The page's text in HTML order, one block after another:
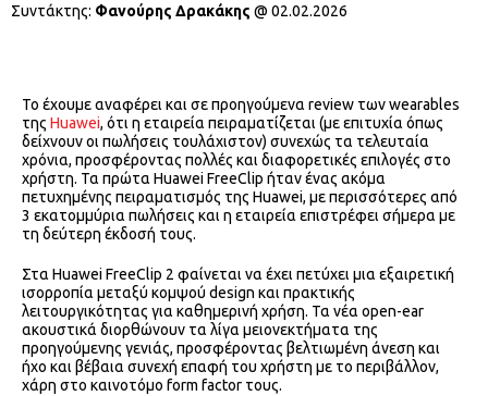
Συντάκτης: Φανούρης Δρακάκης @ 02.02.2026
Το έχουμε αναφέρει και σε προηγούμενα review των wearables
της Huawei, ότι η εταιρεία πειραματίζεται (με επιτυχία όπως
δείχνουν οι πωλήσεις τουλάχιστον) συνεχώς τα τελευταία
χρόνια, προσφέροντας πολλές και διαφορετικές επιλογές στο
χρήστη. Τα πρώτα Huawei FreeClip ήταν ένας ακόμα
πετυχημένης πειραματισμός της Huawei, με περισσότερες από
3 εκατομμύρια πωλήσεις και η εταιρεία επιστρέφει σήμερα με
τη δεύτερη έκδοσή τους.
Στα Huawei FreeClip 2 φαίνεται να έχει πετύχει μια εξαιρετική
ισορροπία μεταξύ κομψού design και πρακτικής
λειτουργικότητας για καθημερινή χρήση. Τα νέα open-ear
ακουστικά διορθώνουν τα λίγα μειονεκτήματα της
προηγούμενης γενιάς, προσφέροντας βελτιωμένη άνεση και
ήχο και βέβαια συνεχή επαφή του χρήστη με το περιβάλλον,
χάρη στο καινοτόμο form factor τους.